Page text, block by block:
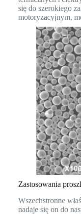
się do szerokiego
motoryzacyjnym,
Zastosowania
Wszechstronne
nadaje się on do